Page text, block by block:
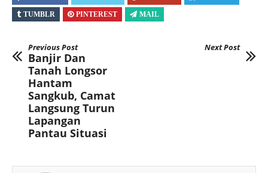
TUMBLR
PINTEREST MAIL
Previous Post
Banjir Dan
Tanah Longsor
Hantam
Sangkub, Camat
Langsung Turun
Lapangan
Pantau Situasi
Next Post